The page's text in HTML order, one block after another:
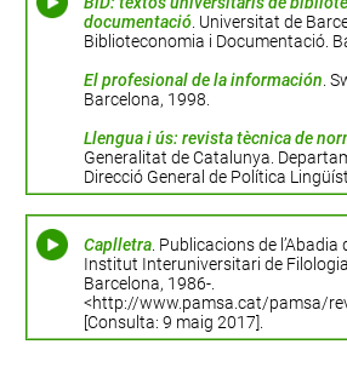
documentació. Universitat de
Biblioteconomia i Documentació.
El profesional de la información.
Barcelona, 1998.
Llengua i ús: revista tècnica de
Generalitat de Catalunya.
Direcció General de Política
Caplletra. Publicacions de
Institut Interuniversitari de
Barcelona, 1986-.
<http://www.pamsa.cat/pamsa/
[Consulta: 9 maig 2017].